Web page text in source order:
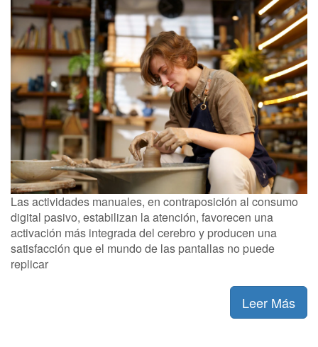
Las actividades manuales, en contraposición al consumo
digital pasivo, estabilizan la atención, favorecen una
activación más integrada del cerebro y producen una
satisfacción que el mundo de las pantallas no puede
replicar
Leer Más